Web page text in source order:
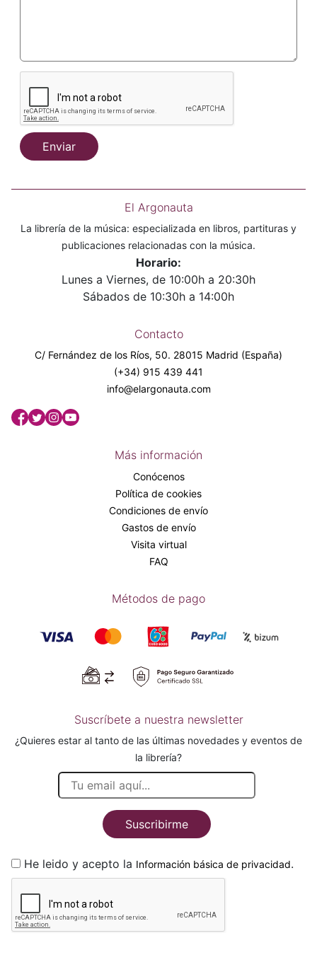
Enviar
El Argonauta
La librería de la música: especializada en libros, partituras y
publicaciones relacionadas con la música.
Horario:
Lunes a Viernes, de 10:00h a 20:30h
Sábados de 10:30h a 14:00h
Contacto
C/ Fernández de los Ríos, 50. 28015 Madrid (España)
(+34) 915 439 441
info@elargonauta.com
Más información
Conócenos
Política de cookies
Condiciones de envío
Gastos de envío
Visita virtual
FAQ
Métodos de pago
Suscríbete a nuestra newsletter
¿Quieres estar al tanto de las últimas novedades y eventos de
la librería?
Suscribirme
He leido y acepto la Información básica de privacidad.